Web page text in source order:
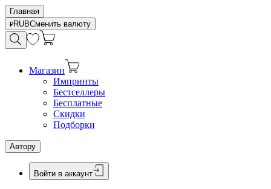
Главная
RUBСменить валюту
Магазин
Импринты
Бестселлеры
Бесплатные
Скидки
Подборки
Автору
Войти в аккаунт